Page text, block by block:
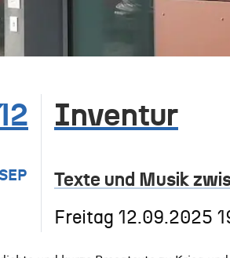
Inventur
Texte und Musik
Freitag 12.09.2025